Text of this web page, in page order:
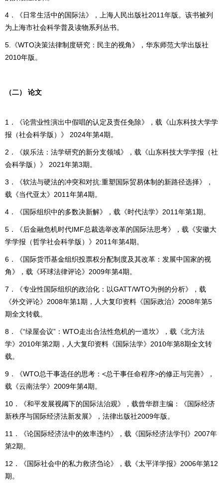
4．《日常生活中的国际法》，上海人民出版社2011年版。该书被列
为上海市社会科学普及读物系列丛书。
5.《WTO决策法律制度研究：民主的视角》，华东师范大学出版社
2010年版。
（二） 论文
1．《论营业性演出中假唱的认定及责任免除》，载《山东科技大学学
报（社会科学版）》 2024年第4期。
2．《娱乐法：法学研究的新分支领域》，载《山东科技大学学报（社
会科学版）》 2021年第3期。
3．《软法与硬法的冲突和对抗:重塑国际贸易体制的新路径选择》，
载《当代亚太》2011年第4期。
4．《国际组织中的多数决新解》，载《时代法学》2011年第1期。
5．《后金融危机时代IMF总裁选举改革的国际法思考》，载《安徽大
学学报（哲学社会科学版）》2011年第4期。
6．《国际货币基金组织投票权分配制度及其改革：发展中国家的视
角》，载《环球法律评论》2009年第4期。
7．《专业性国际组织的政治化：以GATT/WTO为例的分析》，载
《外交评论》2008年第1期，人大复印资料《国际政治》2008年第5
期全文转载。
8．《“绿屋会议”：WTO走出合法性危机的一道坎》，载《北方法
学》2010年第2期，人大复印资料《国际法学》2010年第8期全文转
载。
9．《WTO总干事选任的思考：<总干事任命程序>的修正与完善》，
载《云南法学》2009年第4期。
10．《和平发展视阈下的国际法治观》，载曾华群主编：《国际经济
新秩序与国际经济法新发展》，法律出版社2009年版。
11．《论国际经济法中的效率违约》，载《国际经济法学刊》2007年
第2期。
12．《国际社会中的私力救济刍论》，载《太平洋学报》2006年第12
期。